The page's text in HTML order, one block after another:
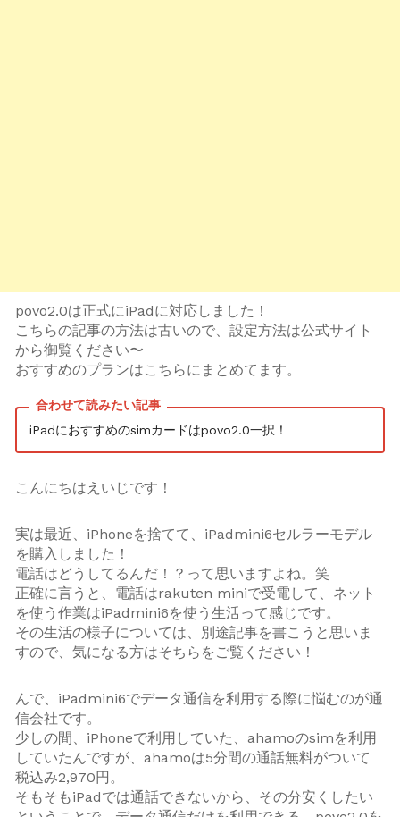
povo2.0は正式にiPadに対応しました！
こちらの記事の方法は古いので、設定方法は公式サイト
から御覧ください〜
おすすめのプランはこちらにまとめてます。
iPadにおすすめのsimカードはpovo2.0一択！
こんにちはえいじです！
実は最近、iPhoneを捨てて、iPadmini6セルラーモデル
を購入しました！
電話はどうしてるんだ！？って思いますよね。笑
正確に言うと、電話はrakuten miniで受電して、ネット
を使う作業はiPadmini6を使う生活って感じです。
その生活の様子については、別途記事を書こうと思いま
すので、気になる方はそちらをご覧ください！
んで、iPadmini6でデータ通信を利用する際に悩むのが通
信会社です。
少しの間、iPhoneで利用していた、ahamoのsimを利用
していたんですが、ahamoは5分間の通話無料がついて
税込み2,970円。
そもそもiPadでは通話できないから、その分安くしたい